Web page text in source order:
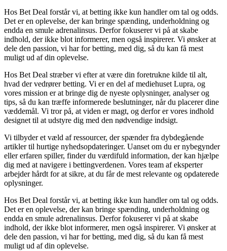
Hos Bet Deal forstår vi, at betting ikke kun handler om tal og odds.
Det er en oplevelse, der kan bringe spænding, underholdning og
endda en smule adrenalinsus. Derfor fokuserer vi på at skabe
indhold, der ikke blot informerer, men også inspirerer. Vi ønsker at
dele den passion, vi har for betting, med dig, så du kan få mest
muligt ud af din oplevelse.
Hos Bet Deal stræber vi efter at være din foretrukne kilde til alt,
hvad der vedrører betting. Vi er en del af mediehuset Lupra, og
vores mission er at bringe dig de nyeste oplysninger, analyser og
tips, så du kan træffe informerede beslutninger, når du placerer dine
væddemål. Vi tror på, at viden er magt, og derfor er vores indhold
designet til at udstyre dig med den nødvendige indsigt.
Vi tilbyder et væld af ressourcer, der spænder fra dybdegående
artikler til hurtige nyhedsopdateringer. Uanset om du er nybegynder
eller erfaren spiller, finder du værdifuld information, der kan hjælpe
dig med at navigere i bettingverdenen. Vores team af eksperter
arbejder hårdt for at sikre, at du får de mest relevante og opdaterede
oplysninger.
Hos Bet Deal forstår vi, at betting ikke kun handler om tal og odds.
Det er en oplevelse, der kan bringe spænding, underholdning og
endda en smule adrenalinsus. Derfor fokuserer vi på at skabe
indhold, der ikke blot informerer, men også inspirerer. Vi ønsker at
dele den passion, vi har for betting, med dig, så du kan få mest
muligt ud af din oplevelse.